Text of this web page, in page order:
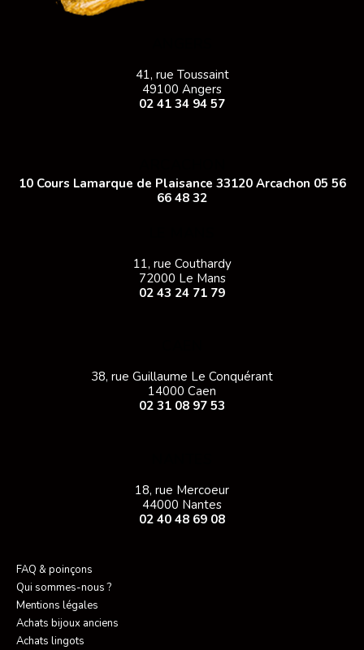
41, rue Toussaint
49100 Angers
02 41 34 94 57
10 Cours Lamarque de Plaisance 33120 Arcachon 05 56
66 48 32
11, rue Couthardy
72000 Le Mans
02 43 24 71 79
38, rue Guillaume Le Conquérant
14000 Caen
02 31 08 97 53
18, rue Mercoeur
44000 Nantes
02 40 48 69 08
FAQ & poinçons
Qui sommes-nous ?
Mentions légales
Achats bijoux anciens
Achats lingots